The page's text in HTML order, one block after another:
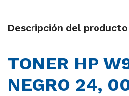
Descripción del producto
TONER HP
NEGRO 24,